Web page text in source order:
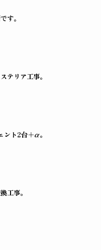
す。
テリア工事。
ント2台＋α。
工事。